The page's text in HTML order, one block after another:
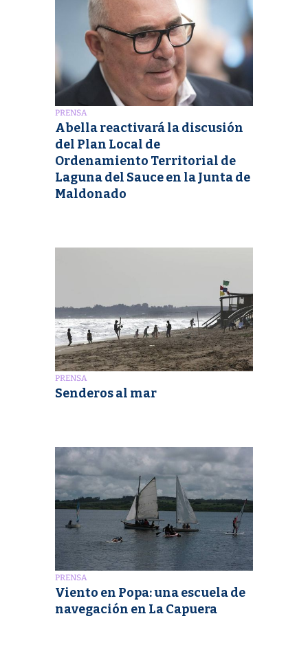
PRENSA
Abella reactivará la discusión
del Plan Local de
Ordenamiento Territorial de
Laguna del Sauce en la Junta de
Maldonado
PRENSA
Senderos al mar
PRENSA
Viento en Popa: una escuela de
navegación en La Capuera